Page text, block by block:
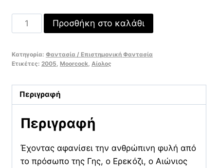
Φοίνικας
Οψιδιανό
Προσθήκη στο καλάθι
Κατηγορία: Φαντασία / Επιστημονική Φαντασία
Ετικέτες: 2005 Moorcock Αίολος
Περιγραφή
Περιγραφή
Έχοντας αφανίσει την ανθρώπινη φυλή από
το πρόσωπο της Γης, ο Ερεκόζι, ο Αιώνιος